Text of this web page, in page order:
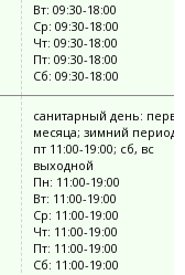
Вт: 09:30-18:00
Ср: 09:30-18:00
Чт: 09:30-18:00
Пт: 09:30-18:00
Сб: 09:30-18:00
санитарный день:
месяца; зимний период:
пт 11:00-19:00; сб, вс
выходной
Пн: 11:00-19:00
Вт: 11:00-19:00
Ср: 11:00-19:00
Чт: 11:00-19:00
Пт: 11:00-19:00
Сб: 11:00-19:00